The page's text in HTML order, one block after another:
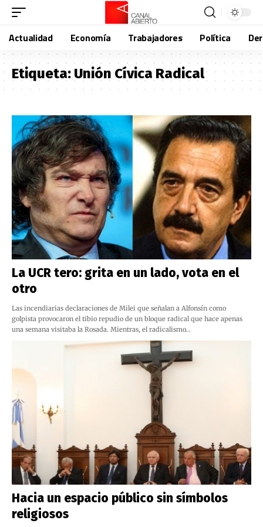
Actualidad Economía Trabajadores Política
Etiqueta:Unión Cívica Radical
La UCR tero: grita en un lado, vota en el
otro
Las incendiarias declaraciones de Milei que señalan a Alfonsín como
golpista provocaron el tibio repudio de un bloque radical que hace apenas
una semana visitaba la Rosada. Mientras, el radicalismo…
Hacia un espacio público sin símbolos
religiosos